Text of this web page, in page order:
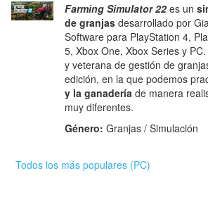
Farming Simulator 22es un
de granjas desarrollado por
Software para PlayStation 4,
5, Xbox One, Xbox Series y
y veterana de gestión de
edición, en la que podemos
y la ganadería de manera
muy diferentes.
Género: Granjas / Simulación
Todos los más populares (PC)